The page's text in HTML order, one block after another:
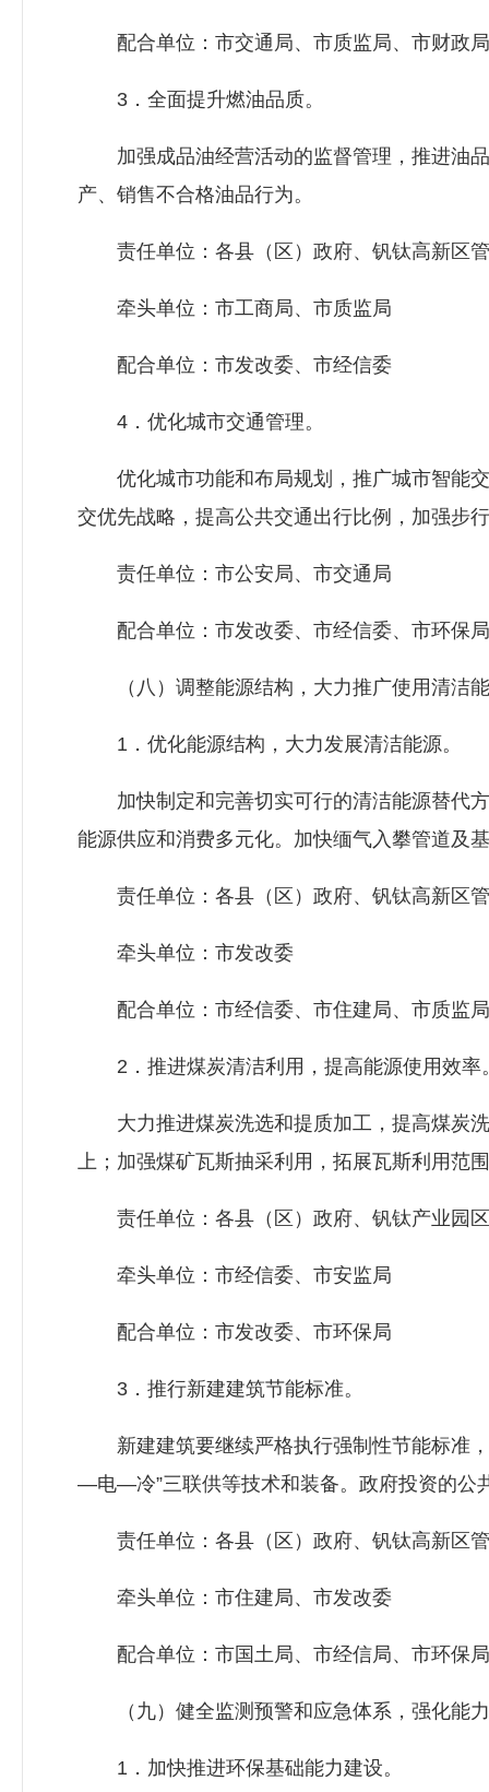
配合单位：市交通局、市质监局、市财政局
3．全面提升燃油品质。
加强成品油经营活动的监督管理，推进油品
产、销售不合格油品行为。
责任单位：各县（区）政府、钒钛高新区管
牵头单位：市工商局、市质监局
配合单位：市发改委、市经信委
4．优化城市交通管理。
优化城市功能和布局规划，推广城市智能交
交优先战略，提高公共交通出行比例，加强步
责任单位：市公安局、市交通局
配合单位：市发改委、市经信委、市环保
（八）调整能源结构，大力推广使用清洁
1．优化能源结构，大力发展清洁能源。
加快制定和完善切实可行的清洁能源替代方
能源供应和消费多元化。加快缅气入攀管道及
责任单位：各县（区）政府、钒钛高新区管
牵头单位：市发改委
配合单位：市经信委、市住建局、市质监局
2．推进煤炭清洁利用，提高能源使用效率
大力推进煤炭洗选和提质加工，提高煤炭洗
上；加强煤矿瓦斯抽采利用，拓展瓦斯利用范
责任单位：各县（区）政府、钒钛产业园
牵头单位：市经信委、市安监局
配合单位：市发改委、市环保局
3．推行新建建筑节能标准。
新建建筑要继续严格执行强制性节能标准，
—电—冷”三联供等技术和装备。政府投资的公
责任单位：各县（区）政府、钒钛高新区管
牵头单位：市住建局、市发改委
配合单位：市国土局、市经信局、市环保局
（九）健全监测预警和应急体系，强化能
1．加快推进环保基础能力建设。